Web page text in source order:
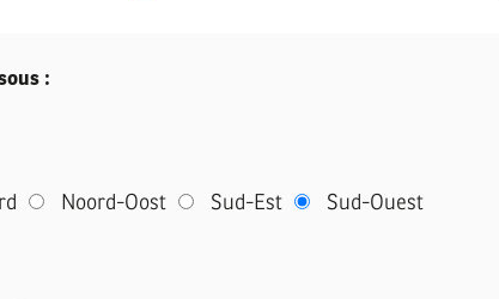
:
Noord-Oost Sud-Est Sud-Ouest